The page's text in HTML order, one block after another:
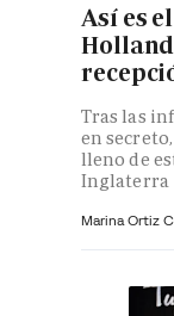
Así es
Tras las
en
lleno de
Inglaterra
Marina Ortiz